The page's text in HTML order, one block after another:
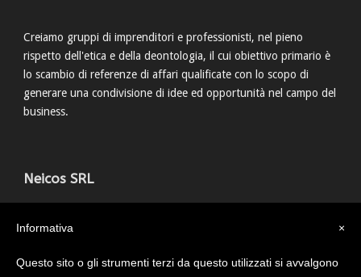
Creiamo gruppi di imprenditori e professionisti, nel pieno
rispetto dell'etica e della deontologia, il cui obiettivo primario è
lo scambio di referenze di affari qualificate con lo scopo di
generare una condivisione di idee ed opportunità nel campo del
business.
Neicos SRL
info@neicos.it
×
Informativa
Questo sito o gli strumenti terzi da questo utilizzati si avvalgono